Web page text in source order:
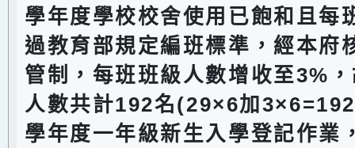
學年度學校校舍使用已飽和且每
過教育部規定編班標準，經本府
管制，每班班級人數增收至3%
人數共計192名(29×6加
學年度一年級新生入學登記作業